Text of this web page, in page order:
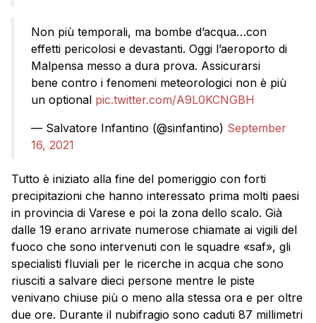
Non più temporali, ma bombe d’acqua…con
effetti pericolosi e devastanti. Oggi l’aeroporto di
Malpensa messo a dura prova. Assicurarsi
bene contro i fenomeni meteorologici non è più
un optional pic.twitter.com/A9L0KCNGBH
— Salvatore Infantino (@sinfantino) September
16, 2021
Tutto è iniziato alla fine del pomeriggio con forti
precipitazioni che hanno interessato prima molti paesi
in provincia di Varese e poi la zona dello scalo. Già
dalle 19 erano arrivate numerose chiamate ai vigili del
fuoco che sono intervenuti con le squadre «saf», gli
specialisti fluviali per le ricerche in acqua che sono
riusciti a salvare dieci persone mentre le piste
venivano chiuse più o meno alla stessa ora e per oltre
due ore. Durante il nubifragio sono caduti 87 millimetri